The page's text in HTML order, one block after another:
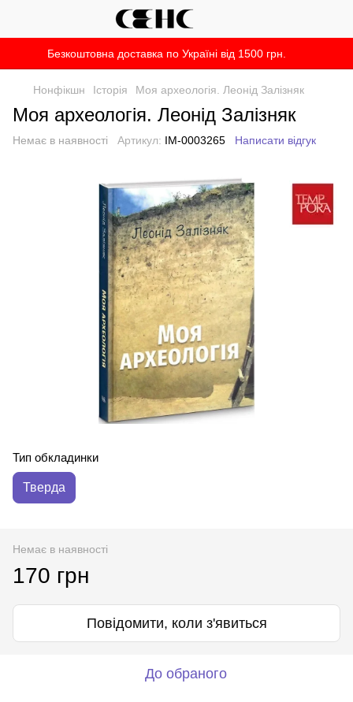
Безкоштовна доставка по Україні від 1500 грн.
Нонфікшн Історія Моя археологія. Леонід Залізняк
Моя археологія. Леонід Залізняк
Немає в наявності Артикул: IM-0003265 Написати відгук
Тип обкладинки
Тверда
Немає в наявності
170 грн
Повідомити, коли з'явиться
До обраного